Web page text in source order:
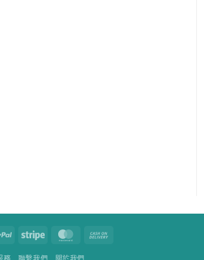
PayPal Stripe MasterCard